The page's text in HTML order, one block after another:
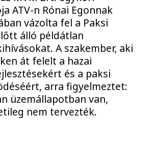
ATV-n Rónai Egonnak
vázolta fel a Paksi
álló példátlan
A szakember, aki
át felelt a hazai
és a paksi
arra figyelmeztet:
üzemállapotban van,
nem tervezték.